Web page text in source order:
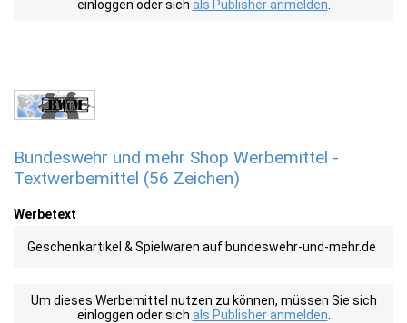
einloggen oder sich als Publisher anmelden
Bundeswehr und mehr Shop Werbemittel -
Textwerbemittel (56 Zeichen)
Werbetext
Geschenkartikel & Spielwaren auf bundeswehr-und-mehr.de
Um dieses Werbemittel nutzen zu können, müssen Sie sich
einloggen oder sich als Publisher anmelden